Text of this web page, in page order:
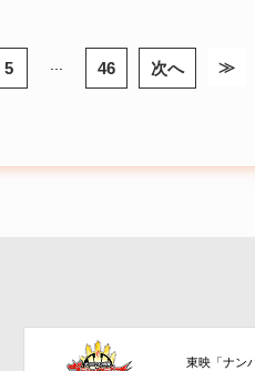
5 ... 46 次へ ≫
東映「ナン